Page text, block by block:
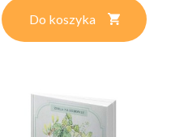
Do koszyka